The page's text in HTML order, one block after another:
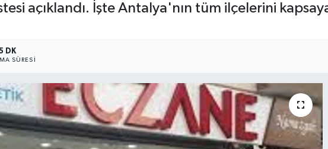
açıklandı. İşte Antalya'nın tüm ilçelerini
DK
SÜRESI